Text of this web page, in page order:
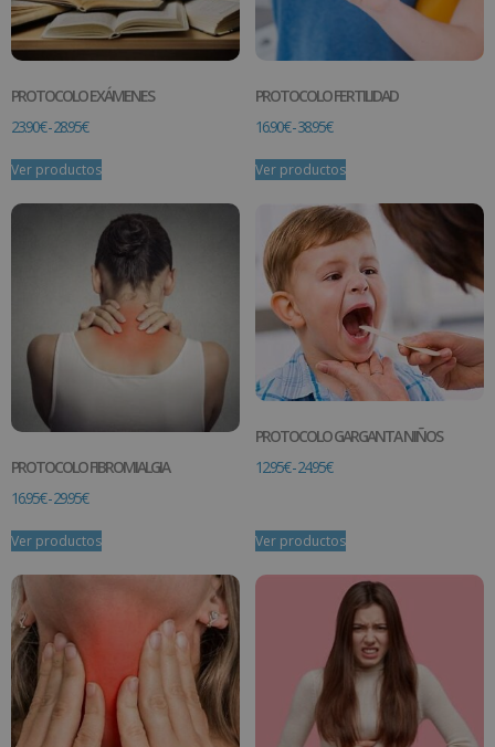
PROTOCOLO EXÁMENES
23.90€-28.95€
Ver productos
PROTOCOLO FERTILIDAD
16.90€-38.95€
Ver productos
PROTOCOLO FIBROMIALGIA
16.95€-29.95€
Ver productos
PROTOCOLO GARGANTA NIÑOS
12.95€-24.95€
Ver productos